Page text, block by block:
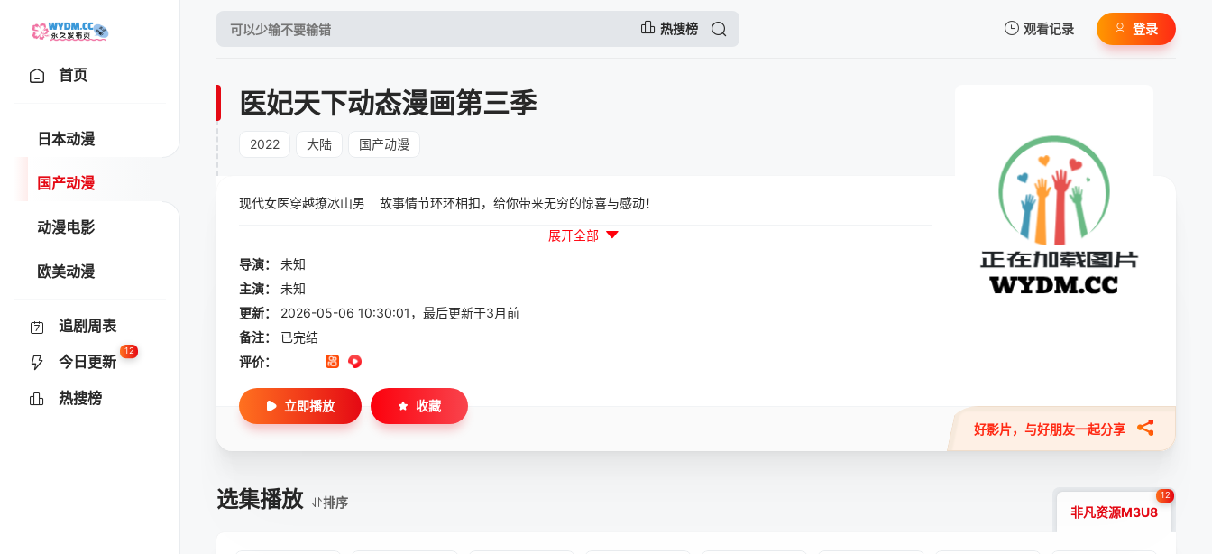
热搜榜 观看记录
暂无观看影片的记录
登录
首页
日本动漫
国产动漫
动漫电影
欧美动漫
追剧周表
今日更新
12
热搜榜
医妃天下动态漫画第三季
2022 大陆 国产动漫
现代女医穿越撩冰山男 故事情节环环相扣，给你带来无穷的惊喜与感动！
展开全部
导演：
未知
主演：
未知
更新：
2026-05-06 10:30:01，最后更新于3月前
备注：
已完结
评价：
好影片，与好朋友一起分享
立即播放 收藏
选集播放 排序
非凡资源M3U8
12